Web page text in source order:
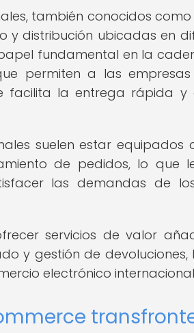
también conocidos
y distribución ubicadas en
fundamental en la
permiten a las
facilita la entrega rápida
suelen estar
de pedidos, lo que
las demandas de
servicios de valor
y gestión de
electrónico